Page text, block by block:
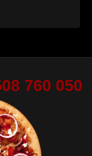
760 050